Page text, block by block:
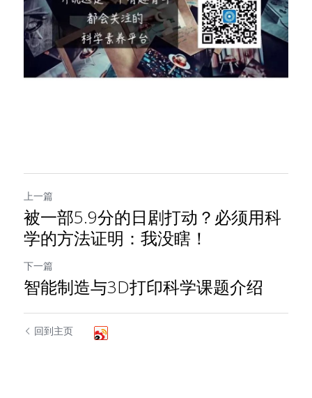
上一篇
被一部5.9分的日剧打动？必须用科
学的方法证明：我没瞎！
下一篇
智能制造与3D打印科学课题介绍
回到主页